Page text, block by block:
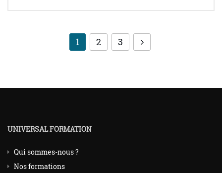
1 2 3
UNIVERSAL FORMATION
Qui sommes-nous ?
Nos formations